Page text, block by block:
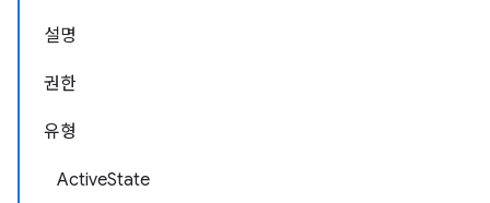
설명
권한
유형
ActiveState